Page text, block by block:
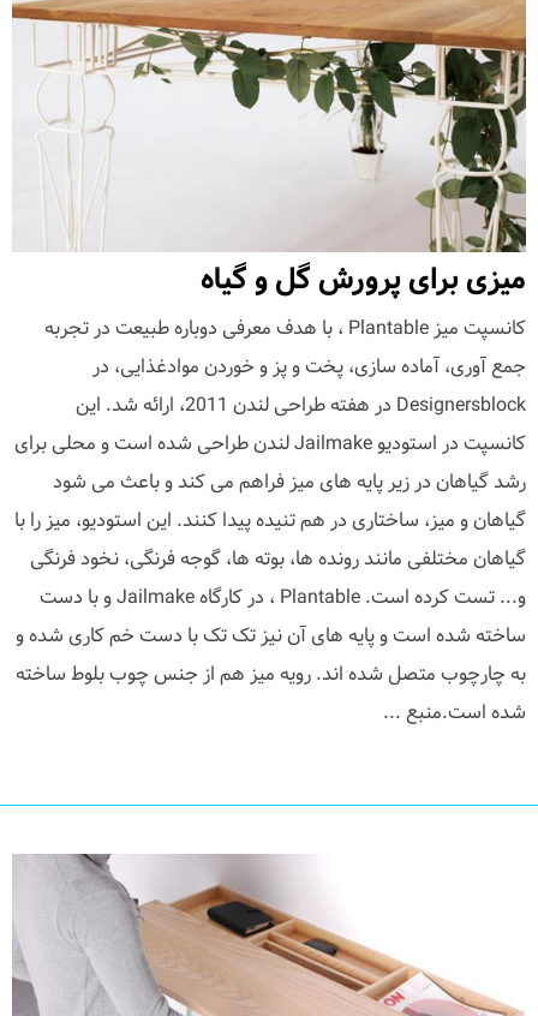
میزی برای پرورش گل و گیاه
کانسپت میز Plantable ، با هدف معرفی دوباره طبیعت در تجربه
جمع آوری، آماده سازی، پخت و پز و خوردن موادغذایی، در
Designersblock در هفته طراحی لندن 2011، ارائه شد. این
کانسپت در استودیو Jailmake لندن طراحی شده است و محلی برای
رشد گیاهان در زیر پایه های میز فراهم می کند و باعث می شود
گیاهان و میز، ساختاری در هم تنیده پیدا کنند. این استودیو، میز را با
گیاهان مختلفی مانند رونده ها، بوته ها، گوجه فرنگی، نخود فرنگی
و... تست کرده است. Plantable ، در کارگاه Jailmake و با دست
ساخته شده است و پایه های آن نیز تک تک با دست خم کاری شده و
به چارچوب متصل شده اند. رویه میز هم از جنس چوب بلوط ساخته
شده است.منبع ...